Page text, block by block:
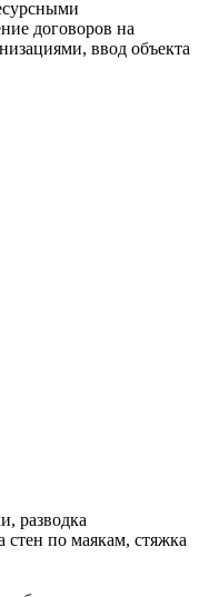
договоров на
ввод объекта
разводка
стен по маякам, стяжка